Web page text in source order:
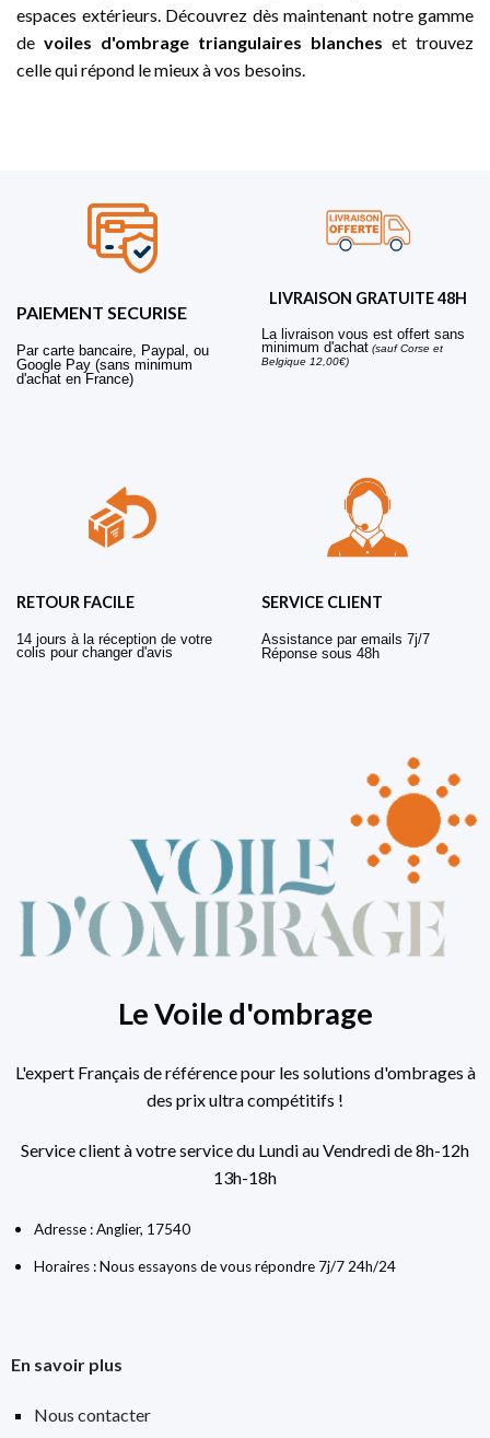
espaces extérieurs. Découvrez dès maintenant notre gamme
de voiles d'ombrage triangulaires blanches et trouvez
celle qui répond le mieux à vos besoins.
PAIEMENT SECURISE
Par carte bancaire, Paypal, ou
Google Pay (sans minimum
d'achat en France)
LIVRAISON GRATUITE 48H
La livraison vous est offert sans
minimum d'achat (sauf Corse et
Belgique 12,00€)
RETOUR FACILE
14 jours à la réception de votre
colis pour changer d'avis
SERVICE CLIENT
Assistance par emails 7j/7
Réponse sous 48h
Le Voile d'ombrage
L'expert Français de référence pour les solutions d'ombrages à
des prix ultra compétitifs !
Service client à votre service du Lundi au Vendredi de 8h-12h
13h-18h
Adresse : Anglier, 17540
Horaires : Nous essayons de vous répondre 7j/7 24h/24
En savoir plus
Nous contacter